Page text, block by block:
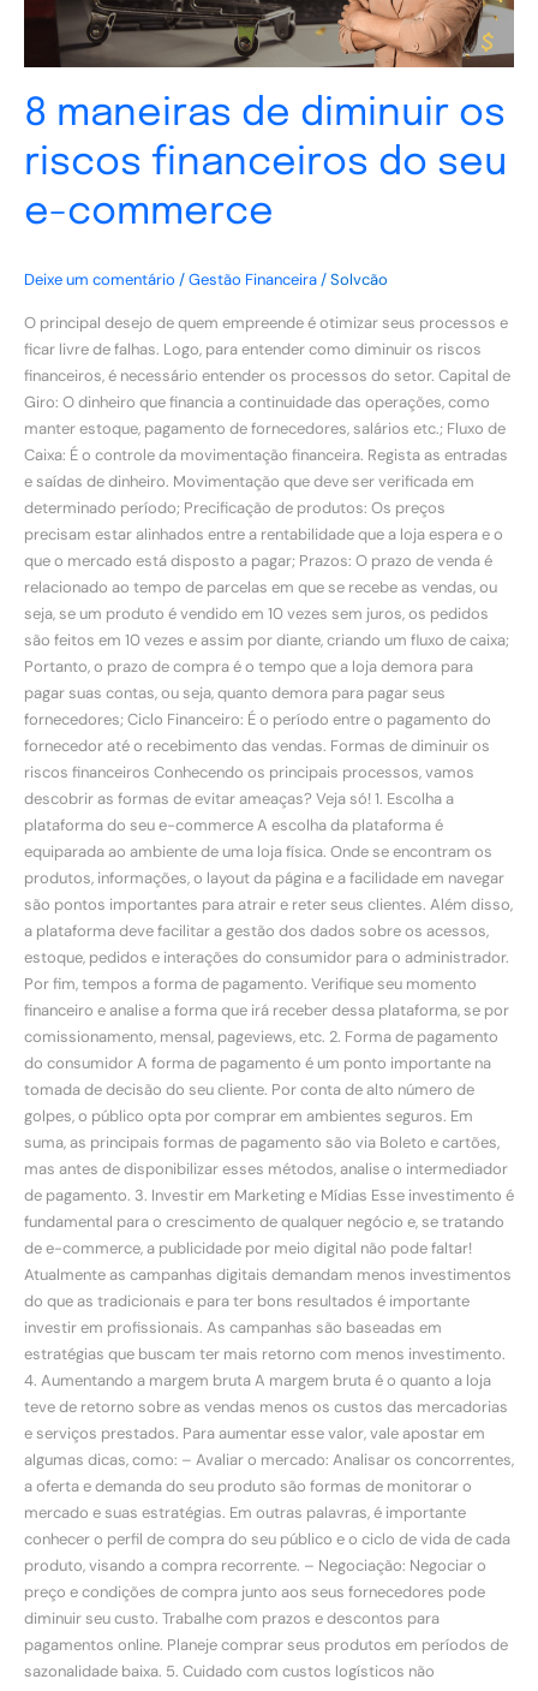
8 maneiras de diminuir os
riscos financeiros do seu
e-commerce
Deixe um comentário /Gestão Financeira/Solvcão
O principal desejo de quem empreende é otimizar seus processos e
ficar livre de falhas. Logo, para entender como diminuir os riscos
financeiros, é necessário entender os processos do setor. Capital de
Giro: O dinheiro que financia a continuidade das operações, como
manter estoque, pagamento de fornecedores, salários etc.; Fluxo de
Caixa: É o controle da movimentação financeira. Regista as entradas
e saídas de dinheiro. Movimentação que deve ser verificada em
determinado período; Precificação de produtos: Os preços
precisam estar alinhados entre a rentabilidade que a loja espera e o
que o mercado está disposto a pagar; Prazos: O prazo de venda é
relacionado ao tempo de parcelas em que se recebe as vendas, ou
seja, se um produto é vendido em 10 vezes sem juros, os pedidos
são feitos em 10 vezes e assim por diante, criando um fluxo de caixa;
Portanto, o prazo de compra é o tempo que a loja demora para
pagar suas contas, ou seja, quanto demora para pagar seus
fornecedores; Ciclo Financeiro: É o período entre o pagamento do
fornecedor até o recebimento das vendas. Formas de diminuir os
riscos financeiros Conhecendo os principais processos, vamos
descobrir as formas de evitar ameaças? Veja só! 1. Escolha a
plataforma do seu e-commerce A escolha da plataforma é
equiparada ao ambiente de uma loja física. Onde se encontram os
produtos, informações, o layout da página e a facilidade em navegar
são pontos importantes para atrair e reter seus clientes. Além disso,
a plataforma deve facilitar a gestão dos dados sobre os acessos,
estoque, pedidos e interações do consumidor para o administrador.
Por fim, tempos a forma de pagamento. Verifique seu momento
financeiro e analise a forma que irá receber dessa plataforma, se por
comissionamento, mensal, pageviews, etc. 2. Forma de pagamento
do consumidor A forma de pagamento é um ponto importante na
tomada de decisão do seu cliente. Por conta de alto número de
golpes, o público opta por comprar em ambientes seguros. Em
suma, as principais formas de pagamento são via Boleto e cartões,
mas antes de disponibilizar esses métodos, analise o intermediador
de pagamento. 3. Investir em Marketing e Mídias Esse investimento é
fundamental para o crescimento de qualquer negócio e, se tratando
de e-commerce, a publicidade por meio digital não pode faltar!
Atualmente as campanhas digitais demandam menos investimentos
do que as tradicionais e para ter bons resultados é importante
investir em profissionais. As campanhas são baseadas em
estratégias que buscam ter mais retorno com menos investimento.
4. Aumentando a margem bruta A margem bruta é o quanto a loja
teve de retorno sobre as vendas menos os custos das mercadorias
e serviços prestados. Para aumentar esse valor, vale apostar em
algumas dicas, como: – Avaliar o mercado: Analisar os concorrentes,
a oferta e demanda do seu produto são formas de monitorar o
mercado e suas estratégias. Em outras palavras, é importante
conhecer o perfil de compra do seu público e o ciclo de vida de cada
produto, visando a compra recorrente. – Negociação: Negociar o
preço e condições de compra junto aos seus fornecedores pode
diminuir seu custo. Trabalhe com prazos e descontos para
pagamentos online. Planeje comprar seus produtos em períodos de
sazonalidade baixa. 5. Cuidado com custos logísticos não
commerce